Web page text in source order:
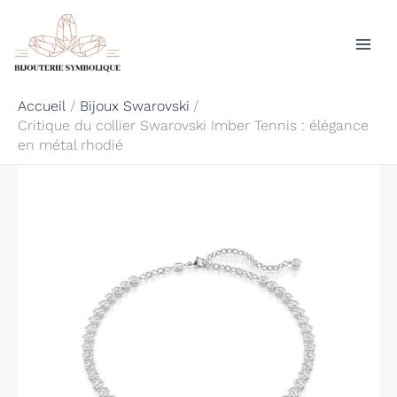
contenu
Accueil
Bijoux Swarovski
Critique du collier Swarovski Imber Tennis : élégance
en métal rhodié
Rechercher